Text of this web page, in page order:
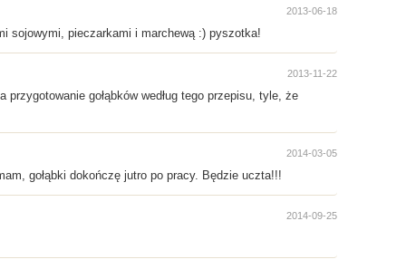
2013-06-18
sojowymi, pieczarkami i marchewą :) pyszotka!
2013-11-22
gołąbków według tego przepisu, tyle, że
2014-03-05
gołąbki dokończę jutro po pracy. Będzie uczta!!!
2014-09-25